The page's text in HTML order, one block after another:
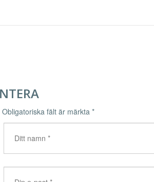
Obligatoriska fält är märkta *